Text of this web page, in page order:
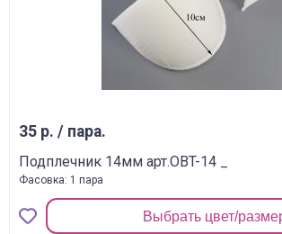
35 р. / пара.
Подплечник 14мм арт.OBT-14 _
Фасовка: 1 пара
Выбрать цвет/